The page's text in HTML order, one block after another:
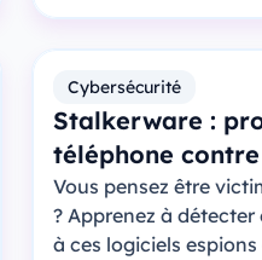
Cybersécurité
Stalkerware :
téléphone contre
Vous pensez être
? Apprenez à
à ces logiciels